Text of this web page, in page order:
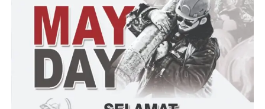
bahwa pelayanan publik dilakukan dengan transparan atau
jelas. Masyarakat yang akan memerlukan pelayanan
publik, dilayani dengan baik, diutamakan dan diberikan sesuai
dengan alur yang jelas. Selain itu, transparansi juga meliputi,
termasuk dalam pembuatan pelayanan, memberikan segala
kemungkinan-kemungkinan yang ada dan membantu masyarakat
untuk mendapatkan pelayanan dari perangkat Desa secara cepat,